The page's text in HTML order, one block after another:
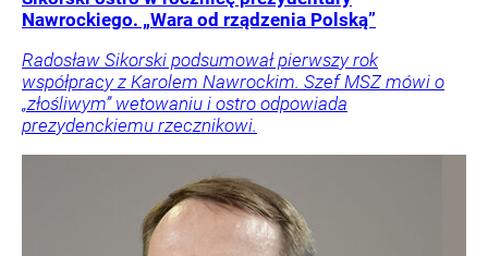
Nawrockiego. „Wara od rządzenia Polską”
Radosław Sikorski podsumował pierwszy rok
współpracy z Karolem Nawrockim. Szef MSZ mówi o
„złośliwym” wetowaniu i ostro odpowiada
prezydenckiemu rzecznikowi.